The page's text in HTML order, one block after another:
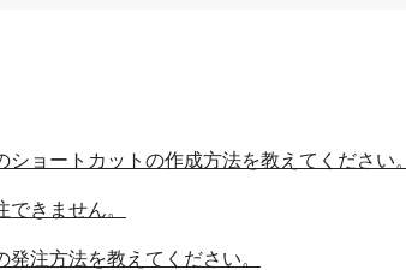
ョートカットの作成方法を教えてください。
できません。
注方法を教えてください。